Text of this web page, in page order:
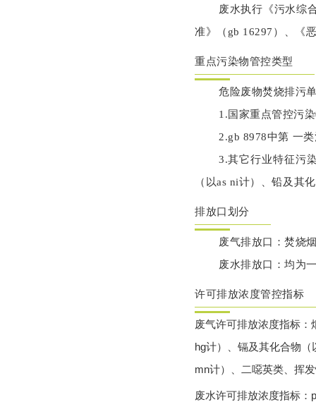
废水执行《污水综
准》（gb 16297）、《
重点污染物管控类型
危险废物焚烧排污
1.国家重点管控污
2.gb 8978中第 一
3.其它行业特征污
（以as ni计）、铅及其
排放口划分
废气排放口：焚烧
废水排放口：均为
许可排放浓度管控指标
废气许可排放浓度指标
hg计）、镉及其化合物
mn计）、二噁英类、挥
废水许可排放浓度指标